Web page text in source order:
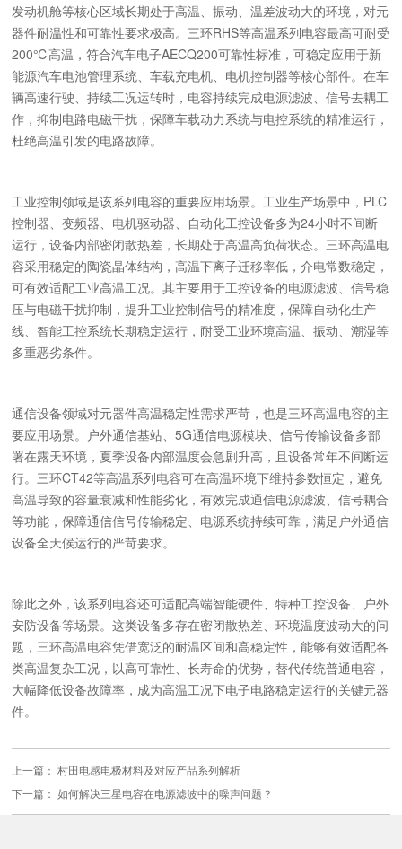
发动机舱等核心区域长期处于高温、振动、温差波动大的环境，对元
器件耐温性和可靠性要求极高。三环RHS等高温系列电容最高可耐受
200℃高温，符合汽车电子AECQ200可靠性标准，可稳定应用于新
能源汽车电池管理系统、车载充电机、电机控制器等核心部件。在车
辆高速行驶、持续工况运转时，电容持续完成电源滤波、信号去耦工
作，抑制电路电磁干扰，保障车载动力系统与电控系统的精准运行，
杜绝高温引发的电路故障。
工业控制领域是该系列电容的重要应用场景。工业生产场景中，PLC
控制器、变频器、电机驱动器、自动化工控设备多为24小时不间断
运行，设备内部密闭散热差，长期处于高温高负荷状态。三环高温电
容采用稳定的陶瓷晶体结构，高温下离子迁移率低，介电常数稳定，
可有效适配工业高温工况。其主要用于工控设备的电源滤波、信号稳
压与电磁干扰抑制，提升工业控制信号的精准度，保障自动化生产
线、智能工控系统长期稳定运行，耐受工业环境高温、振动、潮湿等
多重恶劣条件。
通信设备领域对元器件高温稳定性需求严苛，也是三环高温电容的主
要应用场景。户外通信基站、5G通信电源模块、信号传输设备多部
署在露天环境，夏季设备内部温度会急剧升高，且设备常年不间断运
行。三环CT42等高温系列电容可在高温环境下维持参数恒定，避免
高温导致的容量衰减和性能劣化，有效完成通信电源滤波、信号耦合
等功能，保障通信信号传输稳定、电源系统持续可靠，满足户外通信
设备全天候运行的严苛要求。
除此之外，该系列电容还可适配高端智能硬件、特种工控设备、户外
安防设备等场景。这类设备多存在密闭散热差、环境温度波动大的问
题，三环高温电容凭借宽泛的耐温区间和高稳定性，能够有效适配各
类高温复杂工况，以高可靠性、长寿命的优势，替代传统普通电容，
大幅降低设备故障率，成为高温工况下电子电路稳定运行的关键元器
件。
上一篇：村田电感电极材料及对应产品系列解析
下一篇：如何解决三星电容在电源滤波中的噪声问题？